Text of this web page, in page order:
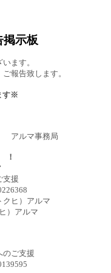
示板
ます。
報告致します。
す※
アルマ事務局
支援
ヒ）アルマ
）アルマ
のご支援